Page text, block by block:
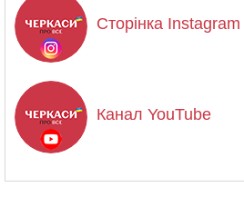
Сторінка Instagram
Канал YouTube